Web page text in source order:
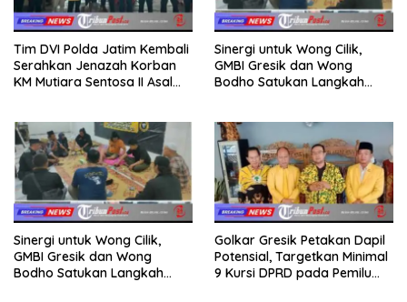
Tim DVI Polda Jatim Kembali
Serahkan Jenazah Korban
KM Mutiara Sentosa II Asal
Sinergi untuk Wong Cilik,
GMBI Gresik dan Wong
Bodho Satukan Langkah
Sinergi untuk Wong Cilik,
GMBI Gresik dan Wong
Bodho Satukan Langkah
Golkar Gresik Petakan Dapil
Potensial, Targetkan Minimal
9 Kursi DPRD pada Pemilu